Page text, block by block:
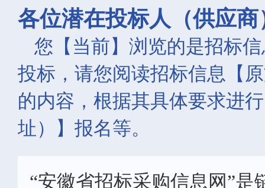
各位潜在投标人（供应商
您【当前】浏览的是招标
投标，请您阅读招标信息【
的内容，根据其具体要求进
址）】报名等。
“安徽省招标采购信息网”